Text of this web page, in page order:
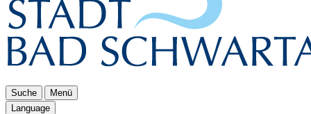
Suche
Menü
Language